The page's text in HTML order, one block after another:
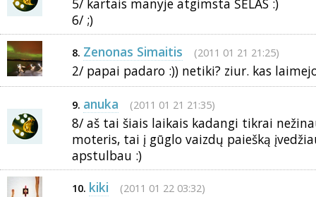
5/ kartais manyje atgimsta ŠĖLAS :)
6/ ;)
8. Zenonas Simaitis (2011 01 21 21:25)
2/ papai padaro :)) netiki? ziur. kas
9. anuka (2011 01 21 21:35)
8/ aš tai šiais laikais kadangi tikrai
moteris, tai į gūglo vaizdų paiešką
apstulbau :)
10. kiki (2011 01 22 03:32)